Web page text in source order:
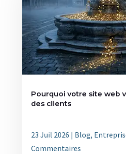
Pourquoi votre site web
des clients
23 Juil 2026 | Blog,
Commentaires